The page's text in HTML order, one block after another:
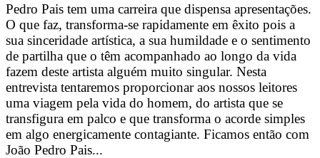
Pedro Pais tem uma carreira que dispensa apresentações.
O que faz, transforma-se rapidamente em êxito pois a
sua sinceridade artística, a sua humildade e o sentimento
de partilha que o têm acompanhado ao longo da vida
fazem deste artista alguém muito singular. Nesta
entrevista tentaremos proporcionar aos nossos leitores
uma viagem pela vida do homem, do artista que se
transfigura em palco e que transforma o acorde simples
em algo energicamente contagiante. Ficamos então com
João Pedro Pais...